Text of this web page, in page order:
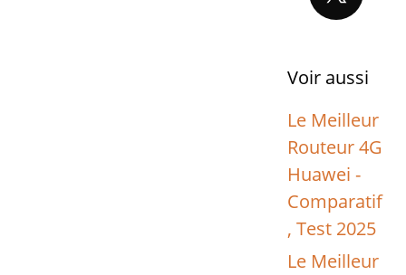
Voir aussi
Le Meilleur
Routeur 4G
Huawei -
Comparatif
, Test 2025
Le Meilleur